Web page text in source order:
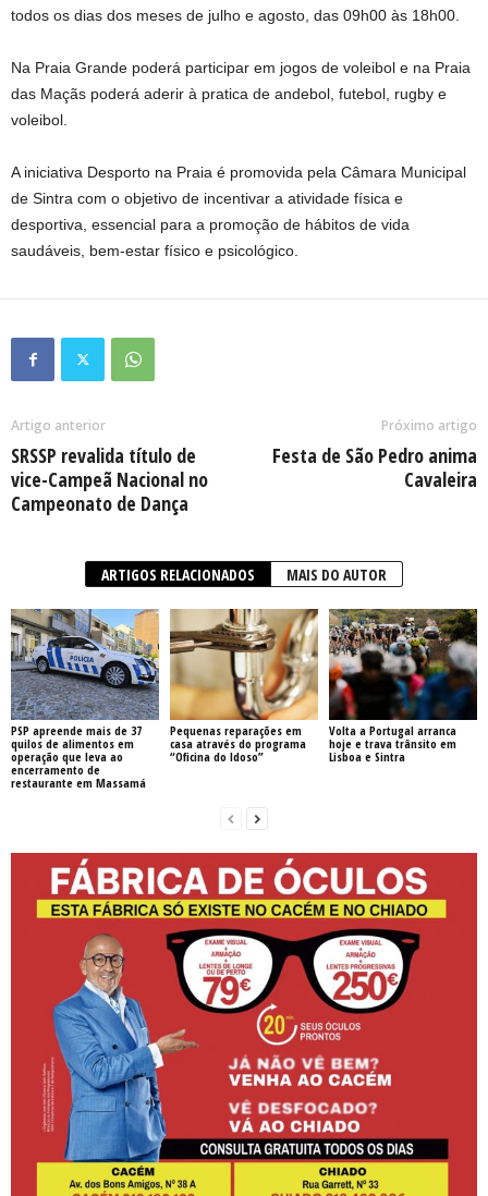
todos os dias dos meses de julho e agosto, das 09h00 às 18h00.
Na Praia Grande poderá participar em jogos de voleibol e na Praia
das Maçãs poderá aderir à pratica de andebol, futebol, rugby e
voleibol.
A iniciativa Desporto na Praia é promovida pela Câmara Municipal
de Sintra com o objetivo de incentivar a atividade física e
desportiva, essencial para a promoção de hábitos de vida
saudáveis, bem-estar físico e psicológico.
Artigo anterior
SRSSP revalida título de
vice-Campeã Nacional no
Campeonato de Dança
Próximo artigo
Festa de São Pedro anima
Cavaleira
ARTIGOS RELACIONADOS MAIS DO AUTOR
PSP apreende mais de 37
quilos de alimentos em
operação que leva ao
encerramento de
restaurante em Massamá
Pequenas reparações em
casa através do programa
“Oficina do Idoso”
Volta a Portugal arranca
hoje e trava trânsito em
Lisboa e Sintra